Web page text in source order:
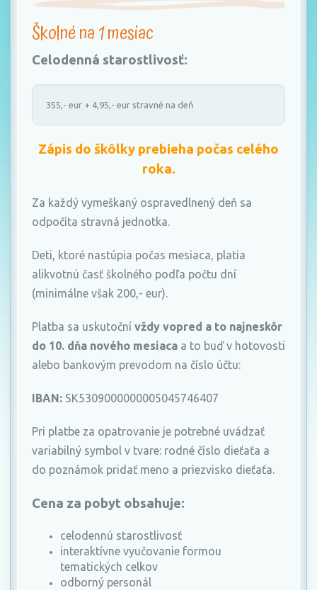
Školné na 1 mesiac
Celodenná starostlivosť:
355,- eur + 4,95,- eur stravné na deň
Zápis do škôlky prebieha počas celého
roka.
Za každý vymeškaný ospravedlnený deň sa
odpočíta stravná jednotka.
Deti, ktoré nastúpia počas mesiaca, platia
alikvotnú časť školného podľa počtu dní
(minimálne však 200,- eur).
Platba sa uskutoční vždy vopred a to najneskôr
do 10. dňa nového mesiaca a to buď v hotovosti
alebo bankovým prevodom na číslo účtu:
IBAN: SK5309000000005045746407
Pri platbe za opatrovanie je potrebné uvádzať
variabilný symbol v tvare: rodné číslo dieťaťa a
do poznámok pridať meno a priezvisko dieťaťa.
Cena za pobyt obsahuje:
celodennú starostlivosť
interaktívne vyučovanie formou
tematických celkov
odborný personál